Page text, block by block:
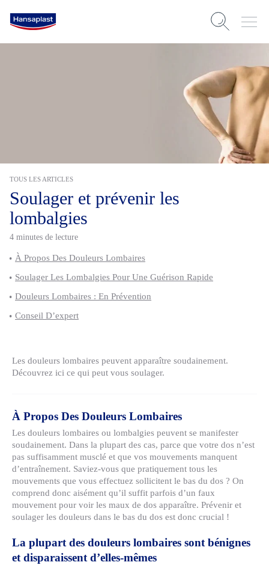
TOUS LES ARTICLES
Soulager et prévenir les
lombalgies
4 minutes de lecture
À Propos Des Douleurs Lombaires
Soulager Les Lombalgies Pour Une Guérison Rapide
Douleurs Lombaires : En Prévention
Conseil D’expert
Les douleurs lombaires peuvent apparaître soudainement.
Découvrez ici ce qui peut vous soulager.
À Propos Des Douleurs Lombaires
Les douleurs lombaires ou lombalgies peuvent se manifester
soudainement. Dans la plupart des cas, parce que votre dos n’est
pas suffisamment musclé et que vos mouvements manquent
d’entraînement. Saviez-vous que pratiquement tous les
mouvements que vous effectuez sollicitent le bas du dos ? On
comprend donc aisément qu’il suffit parfois d’un faux
mouvement pour voir les maux de dos apparaître. Prévenir et
soulager les douleurs dans le bas du dos est donc crucial !
La plupart des douleurs lombaires sont bénignes
et disparaissent d’elles-mêmes